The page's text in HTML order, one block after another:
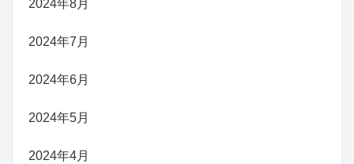
2024年8月
2024年7月
2024年6月
2024年5月
2024年4月